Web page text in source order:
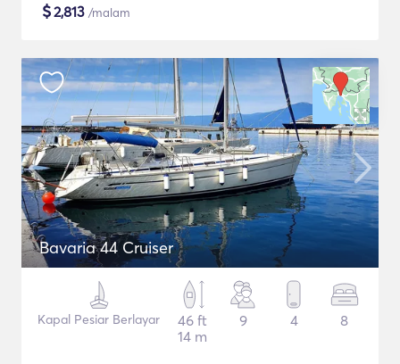
$2,813 /malam
Bavaria 44 Cruiser
Kapal Pesiar Berlayar
46 ft
14 m
9 4 8